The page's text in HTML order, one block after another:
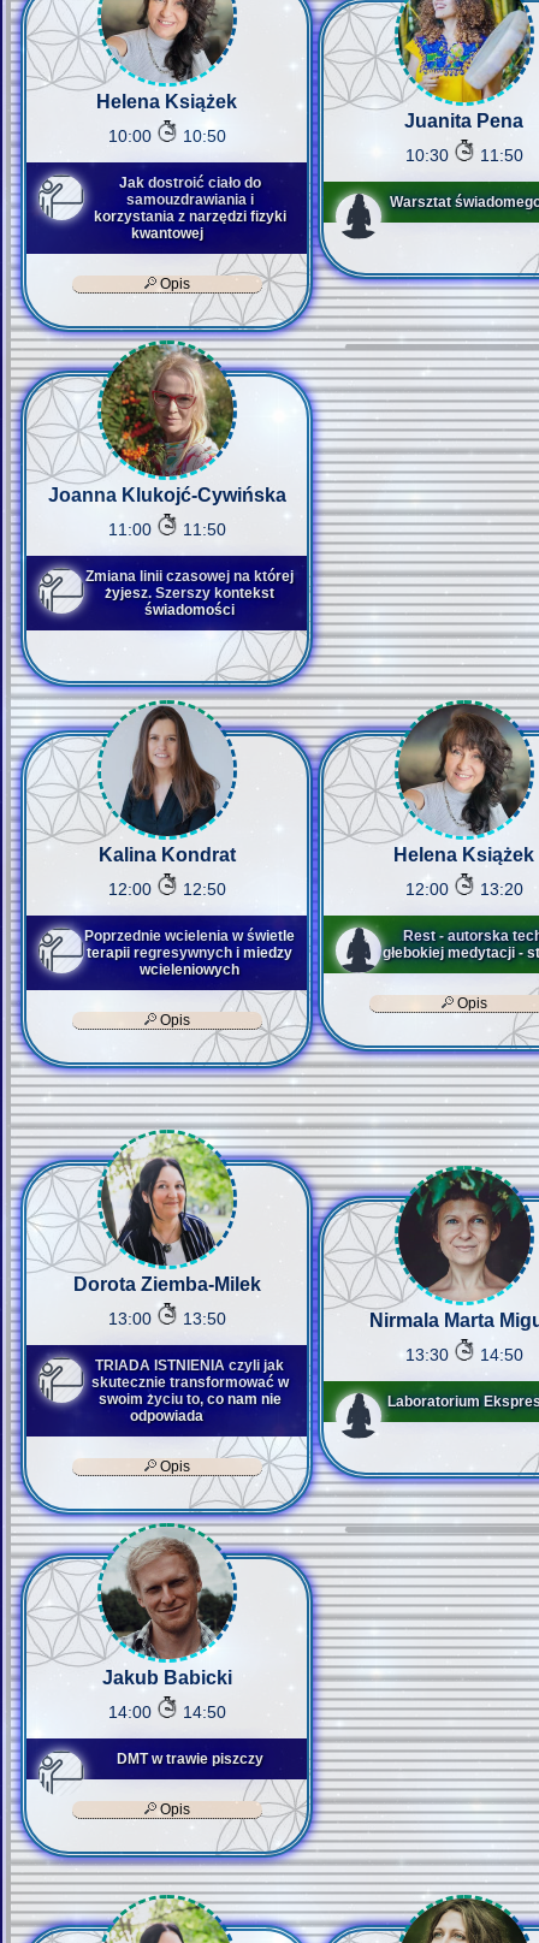
Helena Książek
10:00 10:50
Jak dostroić ciało do
samouzdrawiania i
korzystania z narzędzi fizyki
kwantowej
Opis
Juanita Pena
10:30 11:50
Warsztat
Joanna Klukojć-Cywińska
11:00 11:50
Zmiana linii czasowej na której
żyjesz. Szerszy kontekst
świadomości
Kalina Kondrat
12:00 12:50
Poprzednie wcielenia w świetle
terapii regresywnych i miedzy
wcieleniowych
Opis
Helena Książek
12:00 13:20
Rest - autorska
głebokiej medytacji -
Opis
Dorota Ziemba-Milek
13:00 13:50
TRIADA ISTNIENIA czyli jak
skutecznie transformować w
swoim życiu to, co nam nie
odpowiada
Opis
Nirmala Marta
13:30 14:50
Laboratorium
Jakub Babicki
14:00 14:50
DMT w trawie piszczy
Opis